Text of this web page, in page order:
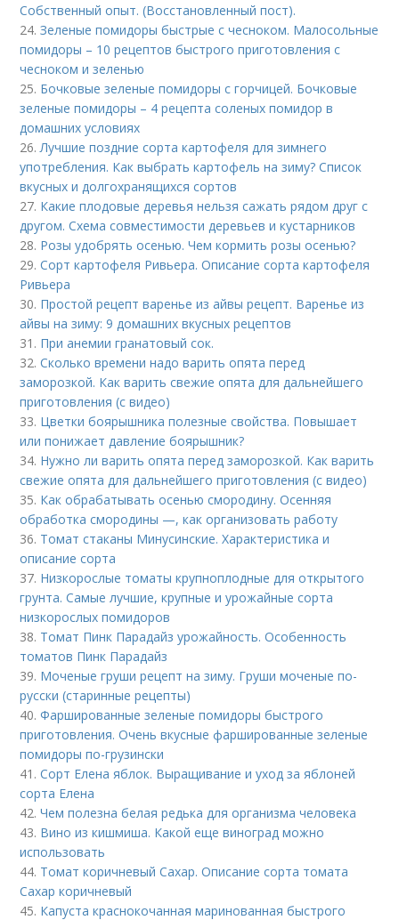
Собственный опыт. (Восстановленный пост).
24.Зеленые помидоры быстрые с чесноком. Малосольные
помидоры – 10 рецептов быстрого приготовления с
чесноком и зеленью
25. Бочковые зеленые помидоры с горчицей. Бочковые
зеленые помидоры – 4 рецепта соленых помидор в
домашних условиях
26.Лучшие поздние сорта картофеля для зимнего
употребления. Как выбрать картофель на зиму? Список
вкусных и долгохранящихся сортов
27. Какие плодовые деревья нельзя сажать рядом друг с
другом. Схема совместимости деревьев и кустарников
28. Розы удобрять осенью. Чем кормить розы осенью?
29.Сорт картофеля Ривьера. Описание сорта картофеля
Ривьера
30. Простой рецепт варенье из айвы рецепт. Варенье из
айвы на зиму: 9 домашних вкусных рецептов
31. При анемии гранатовый сок.
32.Сколько времени надо варить опята перед
заморозкой. Как варить свежие опята для дальнейшего
приготовления (с видео)
33. Цветки боярышника полезные свойства. Повышает
или понижает давление боярышник?
34. Нужно ли варить опята перед заморозкой. Как варить
свежие опята для дальнейшего приготовления (с видео)
35. Как обрабатывать осенью смородину. Осенняя
обработка смородины —, как организовать работу
36. Томат стаканы Минусинские. Характеристика и
описание сорта
37. Низкорослые томаты крупноплодные для открытого
грунта. Самые лучшие, крупные и урожайные сорта
низкорослых помидоров
38. Томат Пинк Парадайз урожайность. Особенность
томатов Пинк Парадайз
39. Моченые груши рецепт на зиму. Груши моченые по-
русски (старинные рецепты)
40.Фаршированные зеленые помидоры быстрого
приготовления. Очень вкусные фаршированные зеленые
помидоры по-грузински
41.Сорт Елена яблок. Выращивание и уход за яблоней
сорта Елена
42.Чем полезна белая редька для организма человека
43. Вино из кишмиша. Какой еще виноград можно
использовать
44. Томат коричневый Сахар. Описание сорта томата
Сахар коричневый
45. Капуста краснокочанная маринованная быстрого